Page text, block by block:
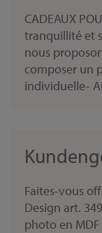
CADEAUX
tranquillité et
nous
composer un
individuelle-
Faites-vous
Design art.
photo en